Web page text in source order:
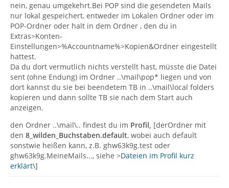
nein, genau umgekehrt.Bei POP sind die gesendeten Mails
nur lokal gespeichert, entweder im Lokalen Ordner oder im
POP-Ordner oder halt in dem Ordner , den du in
Extras>Konten-
Einstellungen>%Accountname%>Kopien&Ordner eingestellt
hattest.
Da du dort vermutlich nichts verstellt hast, müsste die Datei
sent (ohne Endung) im Ordner ..\mail\pop* liegen und von
dort kannst du sie bei beendetem TB in ..\mail\local folders
kopieren und dann sollte TB sie nach dem Start auch
anzeigen.
den Ordner ..\mail\.. findest du im Profil, [derOrdner mit
den 8_wilden_Buchstaben.default, wobei auch default
sonstwie heißen kann, z.B. ghw63k9g.test oder
ghw63k9g.MeineMails..., siehe >Dateien im Profil kurz
erklärt\]